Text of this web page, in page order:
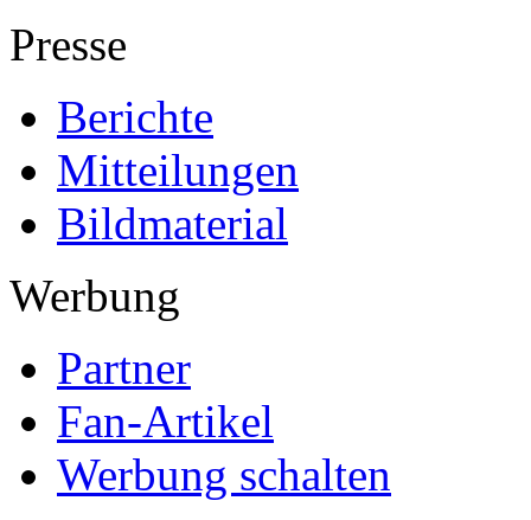
Presse
Berichte
Mitteilungen
Bildmaterial
Werbung
Partner
Fan-Artikel
Werbung schalten